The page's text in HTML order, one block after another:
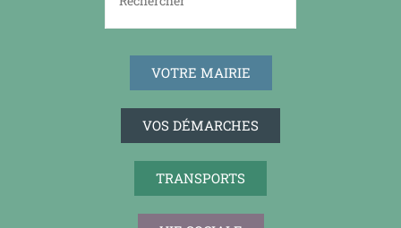
VOTRE MAIRIE
VOS DÉMARCHES
TRANSPORTS